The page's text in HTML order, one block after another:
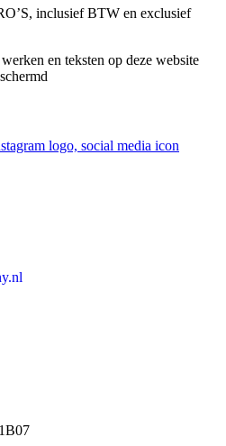
inclusief BTW en exclusief
en teksten op deze website